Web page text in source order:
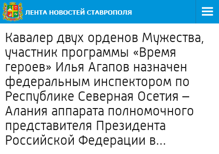
Кавалер двух орденов Мужества,
участник программы «Время
героев» Илья Агапов назначен
федеральным инспектором по
Республике Северная Осетия –
Алания аппарата полномочного
представителя Президента
Российской Федерации в...